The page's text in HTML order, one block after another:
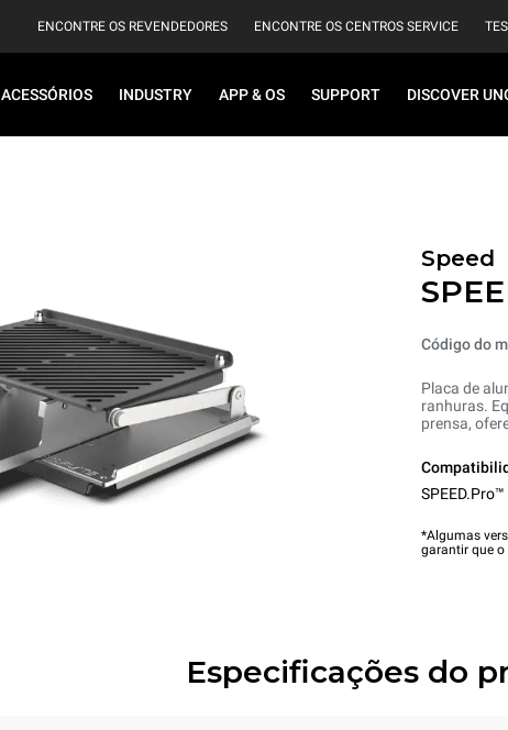
ENCONTRE OS REVENDEDORES ENCONTRE OS CENTROS SERVICE
ACESSÓRIOS INDUSTRY APP & OS SUPPORT DISCOVER
Speed
Código do
Placa de
ranhuras.
prensa,
SPEED.Pro™
*Algumas
garantir que o
Especificações do